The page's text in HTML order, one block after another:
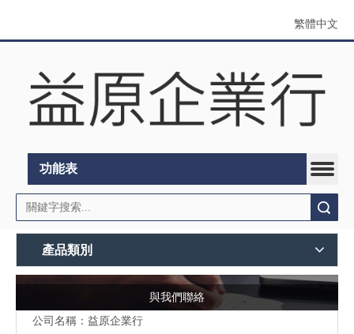
繁體中文
功能表
產品類別
與我們聯絡
公司名稱：益原企業行